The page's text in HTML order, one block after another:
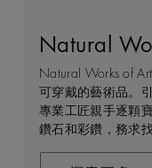
Natural
Natural Works of
可穿戴的藝術品。
專業工匠親手逐顆
鑽石和彩鑽，務求
鑽石珠寶
De Beers 作為鑽石
每個階段 —— 從鑽
瑰寶 —— 均擁有舉
示大自然的珍稀寶
建設永恒
我們每天都能親眼
和製作過程中的所
因此我們致力確保
環境帶來長久的正
客戶服務
不論您身處家中或
能為您提供度身訂
上購物體驗，即可
聯絡我們